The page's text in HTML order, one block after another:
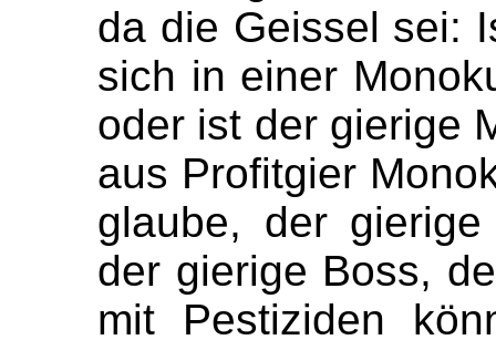
da die Geissel sei:
sich in einer
oder ist der gierige
aus Profitgier
glaube, der
der gierige Boss,
mit Pestiziden